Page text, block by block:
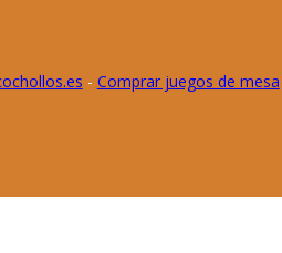
- Comprar juegos de mesa